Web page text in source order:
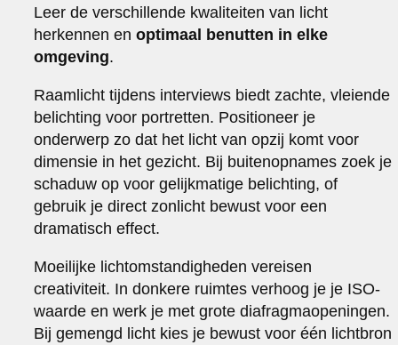
Leer de verschillende kwaliteiten van licht
herkennen enoptimaal benutten in elke
omgeving.
Raamlicht tijdens interviews biedt zachte, vleiende
belichting voor portretten. Positioneer je
onderwerp zo dat het licht van opzij komt voor
dimensie in het gezicht. Bij buitenopnames zoek je
schaduw op voor gelijkmatige belichting, of
gebruik je direct zonlicht bewust voor een
dramatisch effect.
Moeilijke lichtomstandigheden vereisen
creativiteit. In donkere ruimtes verhoog je je ISO-
waarde en werk je met grote diafragmaopeningen.
Bij gemengd licht kies je bewust voor één lichtbron